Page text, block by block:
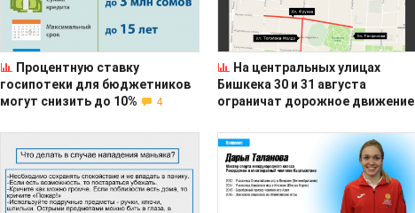
Процентную ставку
госипотеки для бюджетников
могут снизить до 10%
4
На центральных улицах
Бишкека 30 и 31 августа
ограничат дорожное движение